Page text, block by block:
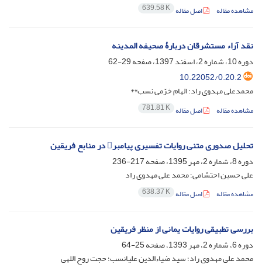
مشاهده مقاله اصل مقاله 639.58 K
نقد آراء مستشرقان دربارۀ صحیفه المدینه
دوره 10، شماره 2، اسفند 1397، صفحه
29-62
10.22052/0.20.2
محمدعلی مهدوی راد؛ الهام خرّمی نسب**
مشاهده مقاله اصل مقاله 781.81 K
تحلیل صدوری متنی روایات تفسیری پیامبر در منابع فریقین
دوره 8، شماره 2، مهر 1395، صفحه
217-236
علی حسین احتشامی؛ محمد علی مهدوی راد
مشاهده مقاله اصل مقاله 638.37 K
بررسی تطبیقی روایات یمانی از منظر فریقین
دوره 6، شماره 2، مهر 1393، صفحه
25-64
محمد علی مهدوی راد؛ سید ضیاءالدین علیانسب؛ حجت روح اللهی